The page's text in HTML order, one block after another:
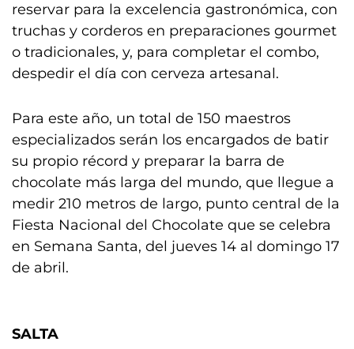
reservar para la excelencia gastronómica, con
truchas y corderos en preparaciones gourmet
o tradicionales, y, para completar el combo,
despedir el día con cerveza artesanal.
Para este año, un total de 150 maestros
especializados serán los encargados de batir
su propio récord y preparar la barra de
chocolate más larga del mundo, que llegue a
medir 210 metros de largo, punto central de la
Fiesta Nacional del Chocolate que se celebra
en Semana Santa, del jueves 14 al domingo 17
de abril.
SALTA